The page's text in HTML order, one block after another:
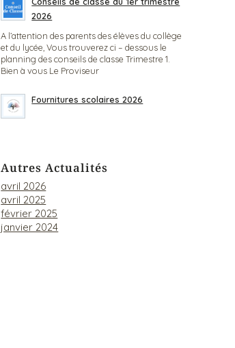
2026
A l’attention des parents des élèves du collège
et du lycée, Vous trouverez ci – dessous le
planning des conseils de classe Trimestre 1.
Bien à vous Le Proviseur
Fournitures scolaires 2026
Autres Actualités
avril 2026
avril 2025
février 2025
janvier 2024